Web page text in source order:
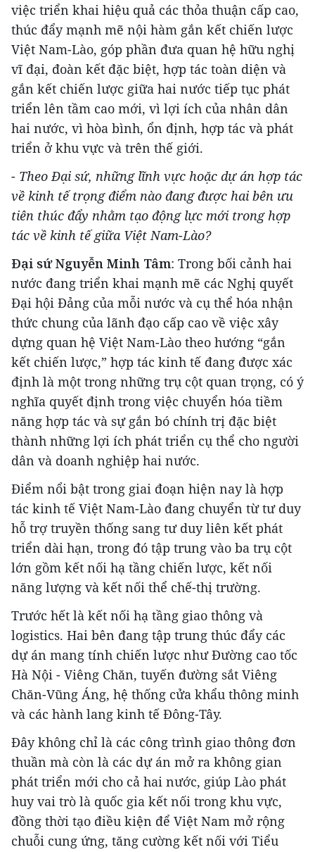
việc triển khai hiệu quả các thỏa thuận cấp cao,
thúc đẩy mạnh mẽ nội hàm gắn kết chiến lược
Việt Nam-Lào, góp phần đưa quan hệ hữu nghị
vĩ đại, đoàn kết đặc biệt, hợp tác toàn diện và
gắn kết chiến lược giữa hai nước tiếp tục phát
triển lên tầm cao mới, vì lợi ích của nhân dân
hai nước, vì hòa bình, ổn định, hợp tác và phát
triển ở khu vực và trên thế giới.
- Theo Đại sứ, những lĩnh vực hoặc dự án hợp tác
về kinh tế trọng điểm nào đang được hai bên ưu
tiên thúc đẩy nhằm tạo động lực mới trong hợp
tác về kinh tế giữa Việt Nam-Lào?
Đại sứ Nguyễn Minh Tâm: Trong bối cảnh hai
nước đang triển khai mạnh mẽ các Nghị quyết
Đại hội Đảng của mỗi nước và cụ thể hóa nhận
thức chung của lãnh đạo cấp cao về việc xây
dựng quan hệ Việt Nam-Lào theo hướng “gắn
kết chiến lược,” hợp tác kinh tế đang được xác
định là một trong những trụ cột quan trọng, có ý
nghĩa quyết định trong việc chuyển hóa tiềm
năng hợp tác và sự gắn bó chính trị đặc biệt
thành những lợi ích phát triển cụ thể cho người
dân và doanh nghiệp hai nước.
Điểm nổi bật trong giai đoạn hiện nay là hợp
tác kinh tế Việt Nam-Lào đang chuyển từ tư duy
hỗ trợ truyền thống sang tư duy liên kết phát
triển dài hạn, trong đó tập trung vào ba trụ cột
lớn gồm kết nối hạ tầng chiến lược, kết nối
năng lượng và kết nối thể chế-thị trường.
Trước hết là kết nối hạ tầng giao thông và
logistics. Hai bên đang tập trung thúc đẩy các
dự án mang tính chiến lược như Đường cao tốc
Hà Nội - Viêng Chăn, tuyến đường sắt Viêng
Chăn-Vũng Áng, hệ thống cửa khẩu thông minh
và các hành lang kinh tế Đông-Tây.
Đây không chỉ là các công trình giao thông đơn
thuần mà còn là các dự án mở ra không gian
phát triển mới cho cả hai nước, giúp Lào phát
huy vai trò là quốc gia kết nối trong khu vực,
đồng thời tạo điều kiện để Việt Nam mở rộng
chuỗi cung ứng, tăng cường kết nối với Tiểu